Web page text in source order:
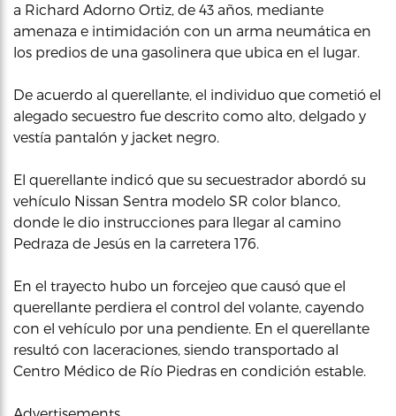
a Richard Adorno Ortiz, de 43 años, mediante
amenaza e intimidación con un arma neumática en
los predios de una gasolinera que ubica en el lugar.
De acuerdo al querellante, el individuo que cometió el
alegado secuestro fue descrito como alto, delgado y
vestía pantalón y jacket negro.
El querellante indicó que su secuestrador abordó su
vehículo Nissan Sentra modelo SR color blanco,
donde le dio instrucciones para llegar al camino
Pedraza de Jesús en la carretera 176.
En el trayecto hubo un forcejeo que causó que el
querellante perdiera el control del volante, cayendo
con el vehículo por una pendiente. En el querellante
resultó con laceraciones, siendo transportado al
Centro Médico de Río Piedras en condición estable.